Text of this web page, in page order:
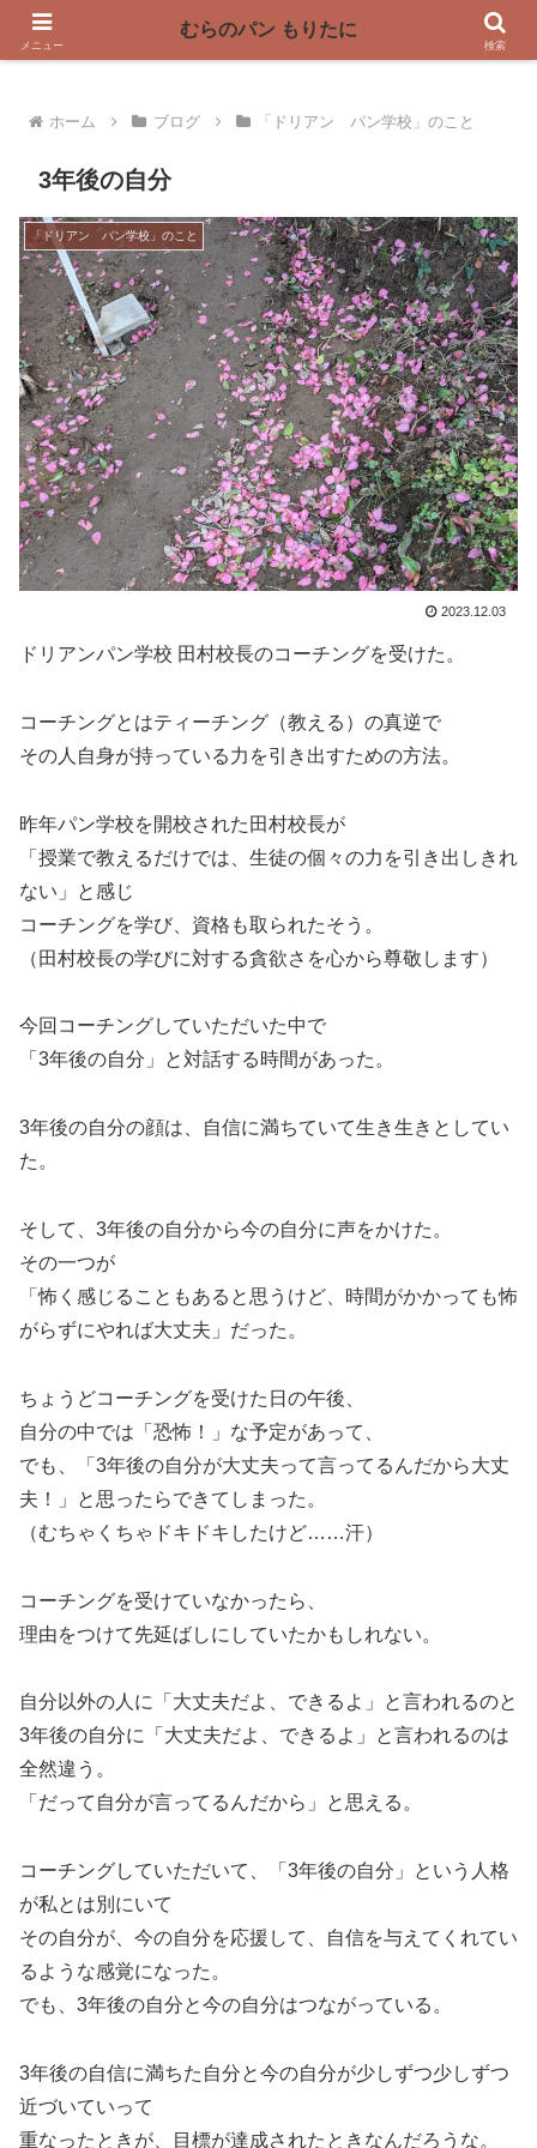
〜奈良県曽爾村の薪窯パン屋〜
ホーム ブログ 「ドリアン パン学校」のこと
3年後の自分
「ドリアン パン学校」のこと
2023.12.03
ドリアンパン学校 田村校長のコーチングを受けた。
コーチングとはティーチング（教える）の真逆で
その人自身が持っている力を引き出すための方法。
昨年パン学校を開校された田村校長が
「授業で教えるだけでは、生徒の個々の力を引き出しきれ
ない」と感じ
コーチングを学び、資格も取られたそう。
（田村校長の学びに対する貪欲さを心から尊敬します）
今回コーチングしていただいた中で
「3年後の自分」と対話する時間があった。
3年後の自分の顔は、自信に満ちていて生き生きとしてい
た。
そして、3年後の自分から今の自分に声をかけた。
その一つが
「怖く感じることもあると思うけど、時間がかかっても怖
がらずにやれば大丈夫」だった。
ちょうどコーチングを受けた日の午後、
自分の中では「恐怖！」な予定があって、
でも、「3年後の自分が大丈夫って言ってるんだから大丈
夫！」と思ったらできてしまった。
（むちゃくちゃドキドキしたけど……汗）
コーチングを受けていなかったら、
理由をつけて先延ばしにしていたかもしれない。
自分以外の人に「大丈夫だよ、できるよ」と言われるのと
3年後の自分に「大丈夫だよ、できるよ」と言われるのは
全然違う。
「だって自分が言ってるんだから」と思える。
コーチングしていただいて、「3年後の自分」という人格
が私とは別にいて
その自分が、今の自分を応援して、自信を与えてくれてい
るような感覚になった。
でも、3年後の自分と今の自分はつながっている。
3年後の自信に満ちた自分と今の自分が少しずつ少しずつ
近づいていって
重なったときが、目標が達成されたときなんだろうな。
メニュー
むらのパン もりたに
検索